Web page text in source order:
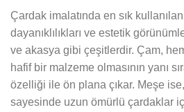
Çardak imalatında en sık
dayanıklılıkları ve estetik
ve akasya gibi çeşitlerdir. Çam,
hafif bir malzeme olmasının yanı
özelliği ile ön plana çıkar. Meşe ise,
sayesinde uzun ömürlü çardaklar